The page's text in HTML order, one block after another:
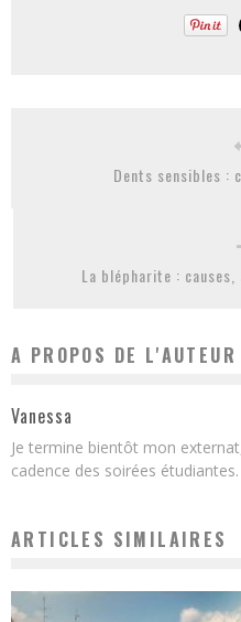
Dents sensibles :
La blépharite :
A PROPOS DE L'AUTEUR
Vanessa
Je termine bientôt mon
cadence des soirées étudiantes.
ARTICLES SIMILAIRES